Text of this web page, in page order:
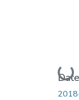
Date